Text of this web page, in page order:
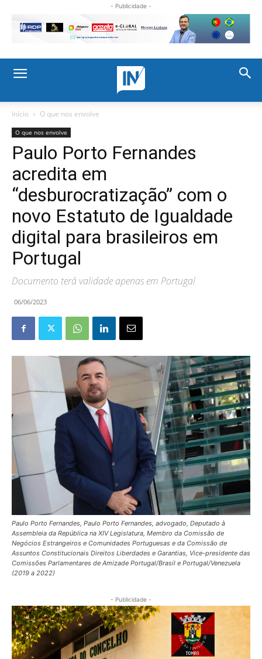
- Publicidade -
Início O que nos envolve
O que nos envolve
Paulo Porto Fernandes
acredita em
“desburocratização” com o
novo Estatuto de Igualdade
digital para brasileiros em
Portugal
Documento terá validade apenas em Portugal
06/06/2023
Paulo Porto Fernandes, Paulo Porto Fernandes, advogado, Deputado à
Assembleia da República na XIV Legislatura, Membro da Comissão de
Negócios Estrangeiros e Comunidades Portuguesas e da Comissão de
Assuntos Constitucionais Direitos Liberdades e Garantias, Vice-presidente das
Comissões Parlamentares de Amizade Portugal/Brasil e Portugal/Venezuela
(2019 a 2022)
- Publicidade -